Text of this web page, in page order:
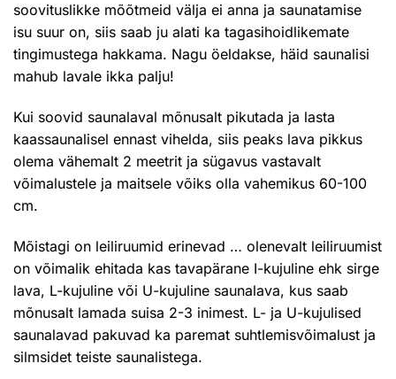
soovituslikke mõõtmeid välja ei anna ja saunatamise
isu suur on, siis saab ju alati ka tagasihoidlikemate
tingimustega hakkama. Nagu öeldakse, häid saunalisi
mahub lavale ikka palju!
Kui soovid saunalaval mõnusalt pikutada ja lasta
kaassaunalisel ennast vihelda, siis peaks lava pikkus
olema vähemalt 2 meetrit ja sügavus vastavalt
võimalustele ja maitsele võiks olla vahemikus 60-100
cm.
Mõistagi on leiliruumid erinevad … olenevalt leiliruumist
on võimalik ehitada kas tavapärane I-kujuline ehk sirge
lava, L-kujuline või U-kujuline saunalava, kus saab
mõnusalt lamada suisa 2-3 inimest. L- ja U-kujulised
saunalavad pakuvad ka paremat suhtlemisvõimalust ja
silmsidet teiste saunalistega.